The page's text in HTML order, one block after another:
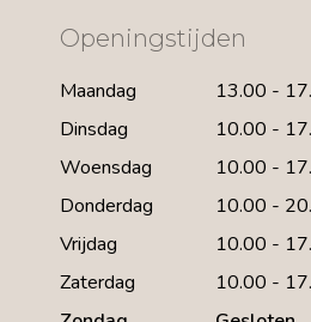
Openingstijden
Maandag
13.00 -
Dinsdag
10.00 -
Woensdag
10.00 -
Donderdag
10.00 -
Vrijdag
10.00 -
Zaterdag
10.00 -